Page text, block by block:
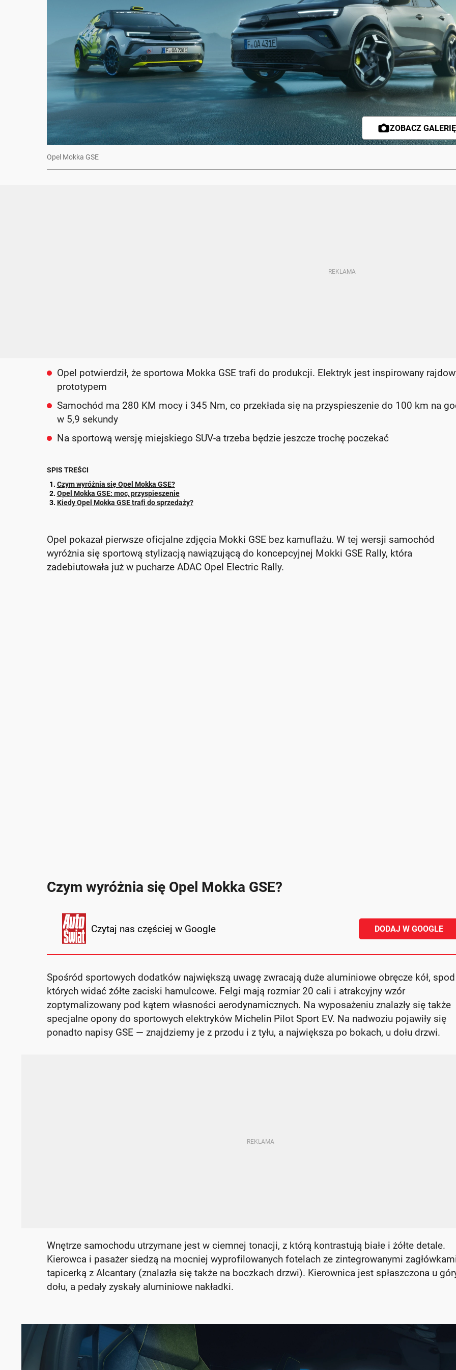
ZOBACZ
Opel Mokka GSE
Opel potwierdził, że sportowa Mokka GSE trafi do produkcji. Elektryk jest inspirowany
prototypem
Samochód ma 280 KM mocy i 345 Nm, co przekłada się na przyspieszenie do 100 km na
w 5,9 sekundy
Na sportową wersję miejskiego SUV-a trzeba będzie jeszcze trochę poczekać
SPIS TREŚCI
Czym wyróżnia się Opel Mokka GSE?
Opel Mokka GSE: moc, przyspieszenie
Kiedy Opel Mokka GSE trafi do sprzedaży?
Opel pokazał pierwsze oficjalne zdjęcia Mokki GSE bez kamuflażu. W tej wersji samochód
wyróżnia się sportową stylizacją nawiązującą do koncepcyjnej Mokki GSE Rally, która
zadebiutowała już w pucharze ADAC Opel Electric Rally.
Czym wyróżnia się Opel Mokka GSE?
Czytaj nas częściej w Google DODAJ W GOOGLE
Spośród sportowych dodatków największą uwagę zwracają duże aluminiowe obręcze kół, spod
których widać żółte zaciski hamulcowe. Felgi mają rozmiar 20 cali i atrakcyjny wzór
zoptymalizowany pod kątem własności aerodynamicznych. Na wyposażeniu znalazły się także
specjalne opony do sportowych elektryków Michelin Pilot Sport EV. Na nadwoziu pojawiły się
ponadto napisy GSE — znajdziemy je z przodu i z tyłu, a największa po bokach, u dołu drzwi.
Wnętrze samochodu utrzymane jest w ciemnej tonacji, z którą kontrastują białe i żółte detale.
Kierowca i pasażer siedzą na mocniej wyprofilowanych fotelach ze zintegrowanymi
tapicerką z Alcantary (znalazła się także na boczkach drzwi). Kierownica jest spłaszczona u
dołu, a pedały zyskały aluminiowe nakładki.